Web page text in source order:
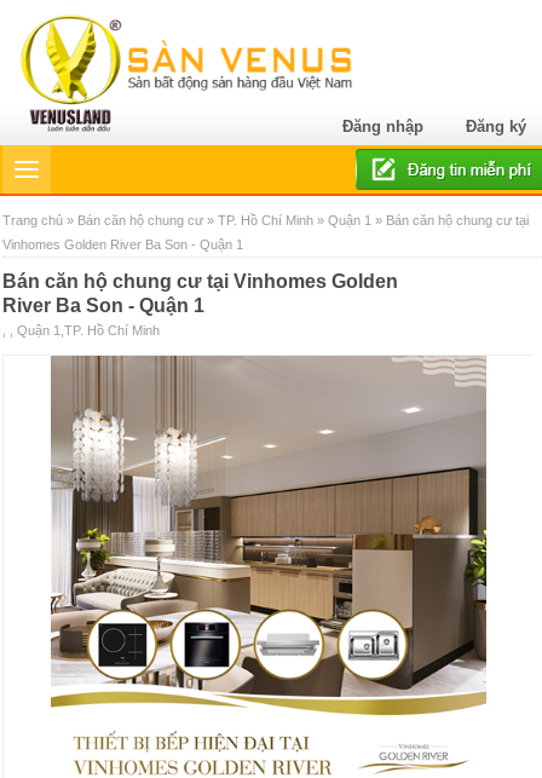
Đăng nhập Đăng ký
Trang chủ » Bán căn hộ chung cư » TP. Hồ Chí Minh » Quận 1 » Bán căn hộ chung cư tại
Vinhomes Golden River Ba Son - Quận 1
Bán căn hộ chung cư tại Vinhomes Golden
River Ba Son - Quận 1
, , Quận 1,TP. Hồ Chí Minh